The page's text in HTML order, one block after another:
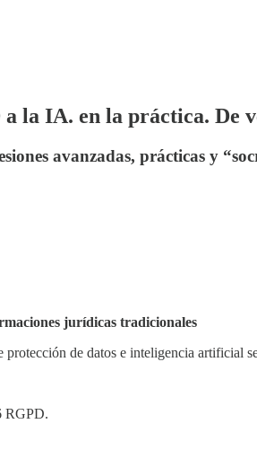
a la IA. en la práctica. De
avanzadas, prácticas y
jurídicas tradicionales
protección de datos e inteligencia artificial
RGPD.